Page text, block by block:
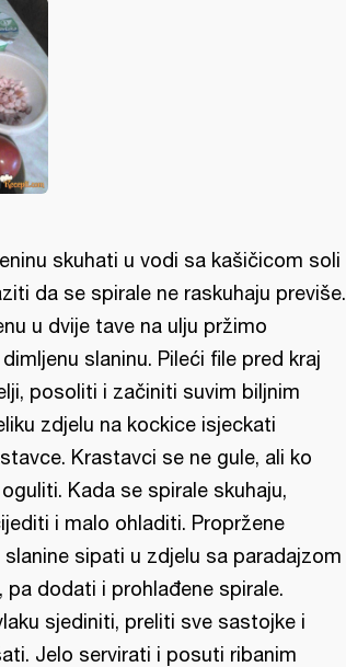
skuhati u vodi sa kašičicom soli
da se spirale ne raskuhaju previše.
u dvije tave na ulju pržimo
slaninu. Pileći file pred kraj
posoliti i začiniti suvim biljnim
zdjelu na kockice isjeckati
Krastavci se ne gule, ali ko
Kada se spirale skuhaju,
i malo ohladiti. Propržene
slanine sipati u zdjelu sa paradajzom
pa dodati i prohlađene spirale.
sjediniti, preliti sve sastojke i
Jelo servirati i posuti ribanim